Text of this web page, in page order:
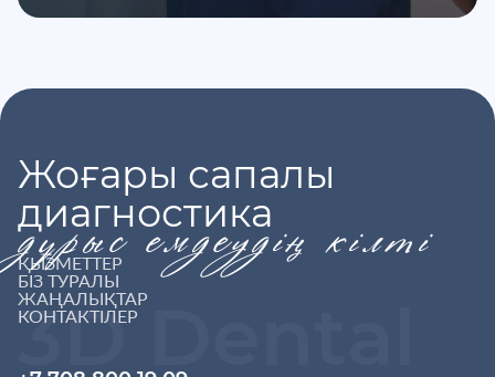
Жоғары сапалы
диагностика
дұрыс емдеудің кілті
3D Dental
ҚЫЗМЕТТЕР
БІЗ ТУРАЛЫ
ЖАҢАЛЫҚТАР
КОНТАКТІЛЕР